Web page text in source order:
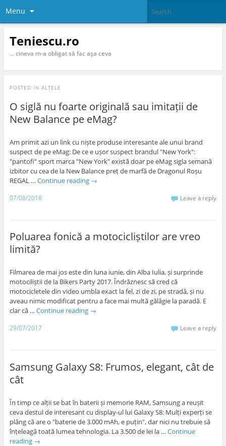
Menu
Teniescu.ro
… cineva m-a obligat să fac aşa ceva
POSTED IN ALTELE
O siglă nu foarte originală sau imitații de
New Balance pe eMag?
Am primit azi un link cu niște produse interesante ale unui brand
suspect de pe eMag: De ce e ușor suspect brandul "New York":
"pantofi" sport marca "New York" există doar pe eMag sigla semană
izbitor cu cea de la New Balance preț de marfă de Dragonul Roșu
REGAL … Continue reading →
07/08/2018 Leave a reply
Poluarea fonică a motocicliștilor are vreo
limită?
Filmarea de mai jos este din luna iunie, din Alba Iulia, și surprinde
motociliștii de la Bikers Party 2017. Îndrăznesc să cred că
motocicletele din video umbla exact la fel, zi de zi, pe stradă, și nu
aveau nimic modificat pentru a face mai multă gălăgie la paradă. E
clar că … Continue reading →
29/07/2017 Leave a reply
Samsung Galaxy S8: Frumos, elegant, cât de
cât
În timp ce alții se bat în baterii și memorie RAM, Samsung a reușit
ceva destul de interesant cu display-ul lui Galaxy S8: Mulți experți se
plâng că are o "baterie de 3.000 mAh, e puțin", dar nici nu trebuie să
înțeleagă toată lumea tehnologia. La 3.500 de lei la … Continue
reading →